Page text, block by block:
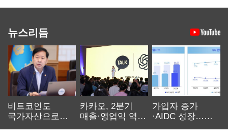
뉴스리듬
비트코인도
국가자산으로…'
카카오, 2분기
매출·영업익 역대
가입자 증가
·AIDC 성장…